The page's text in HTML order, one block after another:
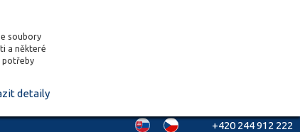
soubory
a některé
potřeby
detaily
+420 244 912 222